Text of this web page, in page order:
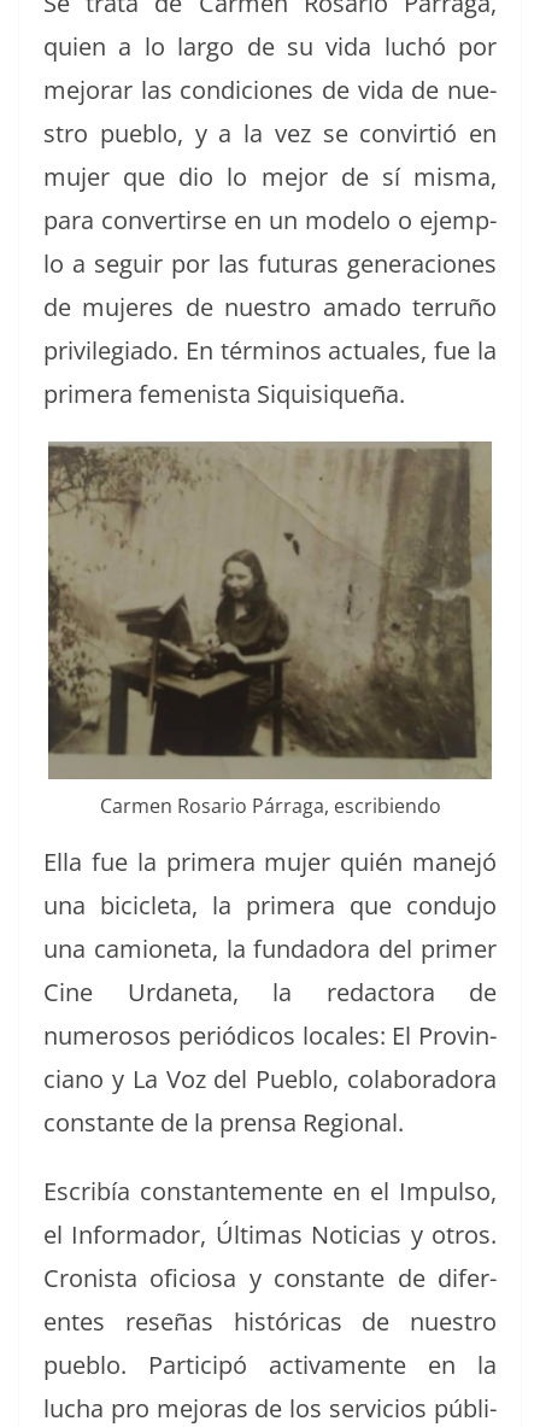
quien a lo largo de su vida luchó por
mejo­rar las condi­ciones de vida de nue­
stro pueblo, y a la vez se con­vir­tió en
mujer que dio lo mejor de sí mis­ma,
para con­ver­tirse en un mod­e­lo o ejem­p­
lo a seguir por las futuras gen­era­ciones
de mujeres de nue­stro ama­do ter­ruño
priv­i­le­gia­do. En tér­mi­nos actuales, fue la
primera femenista Siquisiqueña.
Car­men Rosario Pár­ra­ga, escribiendo
Ella fue la primera mujer quién mane­jó
una bici­cle­ta, la primera que con­du­jo
una camione­ta, la fun­dado­ra del primer
Cine Urdane­ta, la redac­to­ra de
numerosos per­iódi­cos locales: El Provin­
ciano y La Voz del Pueblo, colab­o­rado­ra
con­stante de la pren­sa Regional.
Escribía con­stan­te­mente en el Impul­so,
el Infor­mador, Últi­mas Noti­cias y otros.
Cro­nista ofi­ciosa y con­stante de difer­
entes reseñas históri­c­as de nue­stro
pueblo. Par­ticipó acti­va­mente en la
lucha pro mejo­ras de los ser­vi­cios públi­